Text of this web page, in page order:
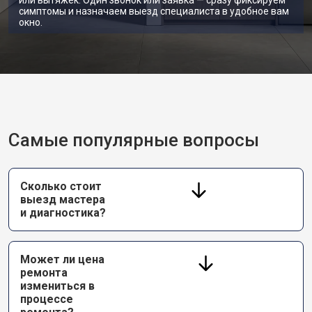
Замена УБЛ стиральной машины
Gaggenau
от 2100 ₽ Заказать
симптомы и назначаем выезд специалиста в удобное вам
окно.
Самые популярные вопросы
Сколько стоит
выезд мастера
и диагностика?
Может ли цена
ремонта
измениться в
процессе